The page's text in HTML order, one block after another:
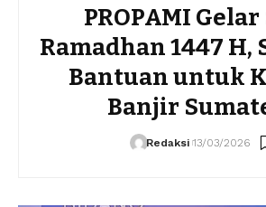
PROPAMI Gelar
Ramadhan 1447 H,
Bantuan untuk
Banjir
Redaksi 13/03/2026